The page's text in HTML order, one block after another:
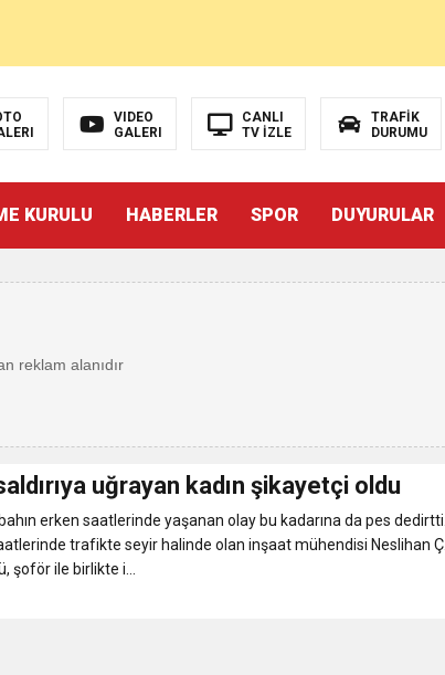
FAZLASINI İSTER
YAŞAMAK MI?”
MOHAMED SALAH VE ŞAMPİYON TRABZONSPOR Ayhan Pala yazdı
Muammer Sarıdoğan’a Beşikdüzü’nde hayırlı olsun ziyareti
VIDEO
GALERI
CANLI
TV İZLE
TRAFİK
DURUMU
KURULU HABERLER SPOR DUYURULAR
uğrayan kadın şikayetçi oldu
erken saatlerinde yaşanan olay bu kadarına da pes dedirtti.
trafikte seyir halinde olan inşaat mühendisi Neslihan Ç.
şoför ile birlikte i...